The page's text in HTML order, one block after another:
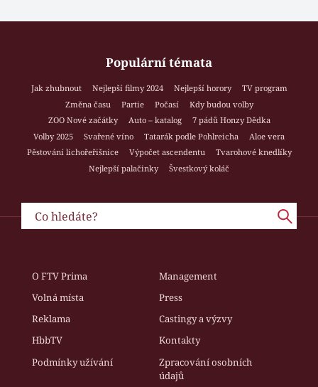
Populární témata
Jak zhubnout Nejlepší filmy 2024 Nejlepší horory
TV program
Změna času
Partie Počasí
Kdy budou volby
ZOO Nové začátky
Auto – katalog
7 pádů Honzy Dědka
Volby 2025
Svařené víno Tatarák podle Pohlreicha
Aloe vera
Pěstování lichořeřišnice
Výpočet ascendentu
Tvarohové knedlíky
Nejlepší palačinky
Švestkový koláč
O FTV Prima
Management
Volná místa
Press
Reklama
Castingy a výzvy
HbbTV
Kontakty
Podmínky užívání
Zpracování osobních
údajů